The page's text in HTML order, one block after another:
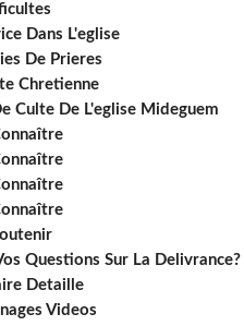
Dans L'eglise
De Prieres
Chretienne
Culte De L'eglise Mideguem
Questions Sur La Delivrance?
Detaille
Videos